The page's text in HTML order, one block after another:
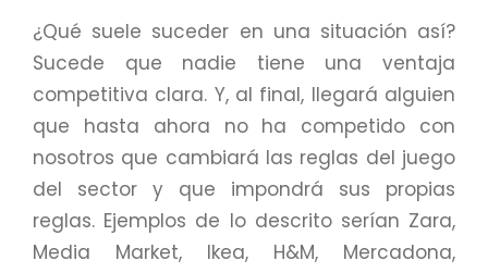
¿Qué suele suceder en una situación así?
Sucede que nadie tiene una ventaja
competitiva clara. Y, al final, llegará alguien
que hasta ahora no ha competido con
nosotros que cambiará las reglas del juego
del sector y que impondrá sus propias
reglas. Ejemplos de lo descrito serían Zara,
Media Market, Ikea, H&M, Mercadona,